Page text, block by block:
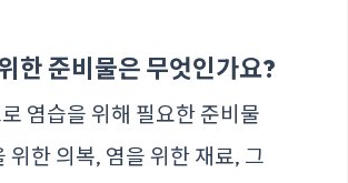
한 준비물은 무엇인가요?
염습을 위해 필요한 준비물
위한 의복, 염을 위한 재료, 그